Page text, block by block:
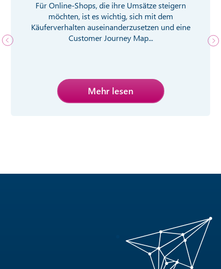
Für Online-Shops, die ihre Umsätze steigern
möchten, ist es wichtig, sich mit dem
Käuferverhalten auseinanderzusetzen und eine
Customer Journey Map...
Mehr lesen